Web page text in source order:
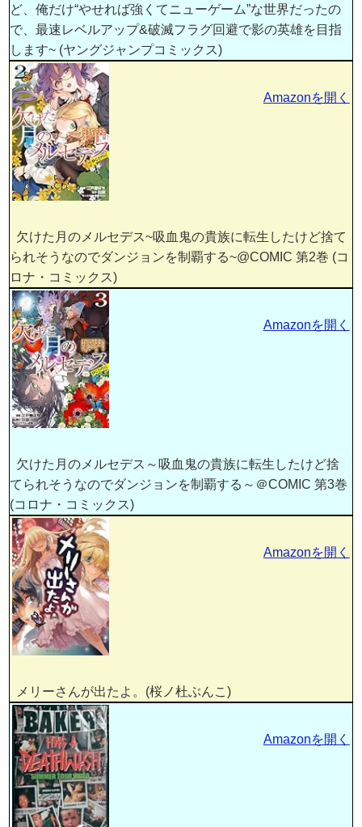
ど、俺だけ“やせれば強くてニューゲーム”な世界だったの
で、最速レベルアップ&破滅フラグ回避で影の英雄を目指
します~ (ヤングジャンプコミックス)
欠けた月のメルセデス~吸血鬼の貴族に転生したけど捨て
られそうなのでダンジョンを制覇する~@COMIC 第2巻 (コ
ロナ・コミックス)
Amazonを開く
欠けた月のメルセデス～吸血鬼の貴族に転生したけど捨
てられそうなのでダンジョンを制覇する～＠COMIC 第3巻
(コロナ・コミックス)
Amazonを開く
メリーさんが出たよ。(桜ノ杜ぶんこ)
Amazonを開く
Amazonを開く